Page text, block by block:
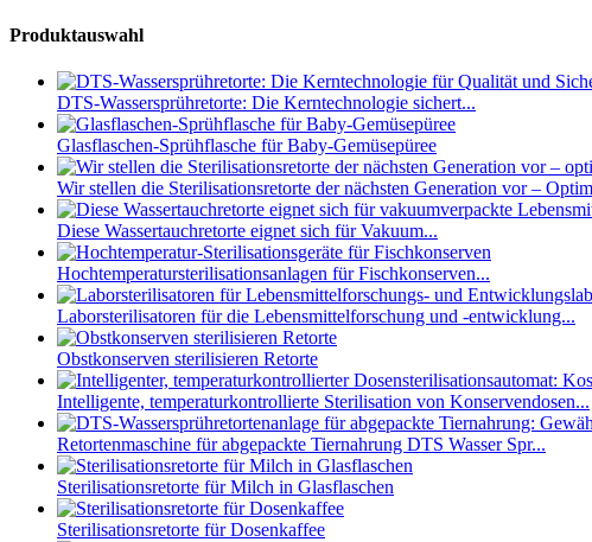
Produktauswahl
DTS-Wassersprühretorte: Die Kerntechnologie sichert...
Glasflaschen-Sprühflasche für Baby-Gemüsepüree
Wir stellen die Sterilisationsretorte der nächsten Generation vor –
Diese Wassertauchretorte eignet sich für Vakuum...
Hochtemperatursterilisationsanlagen für Fischkonserven...
Laborsterilisatoren für die Lebensmittelforschung und -entwicklung...
Obstkonserven sterilisieren Retorte
Intelligente, temperaturkontrollierte Sterilisation von Konservendosen...
Retortenmaschine für abgepackte Tiernahrung DTS Wasser Spr...
Sterilisationsretorte für Milch in Glasflaschen
Sterilisationsretorte für Dosenkaffee